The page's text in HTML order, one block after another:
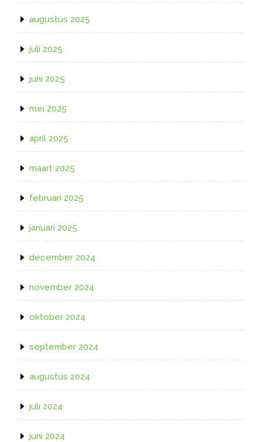
augustus 2025
juli 2025
juni 2025
mei 2025
april 2025
maart 2025
februari 2025
januari 2025
december 2024
november 2024
oktober 2024
september 2024
augustus 2024
juli 2024
juni 2024